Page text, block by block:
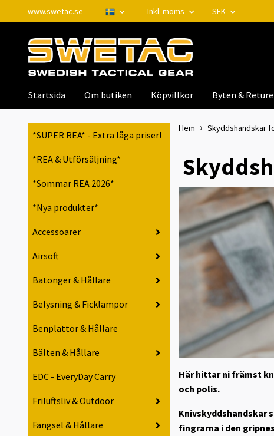
www.swetac.se Inkl. moms SEK
Startsida Om butiken Köpvillkor Byten &
*SUPER REA* - Extra låga priser!
*REA & Utförsäljning*
*Sommar REA 2026*
*Nya produkter*
Accessoarer
Airsoft
Batonger & Hållare
Belysning & Ficklampor
Benplattor & Hållare
Bälten & Hållare
EDC - EveryDay Carry
Friluftsliv & Outdoor
Fängsel & Hållare
Hem Skyddshandskar
Här hittar ni främst
och polis.
Knivskyddshandskar
fingrarna i den